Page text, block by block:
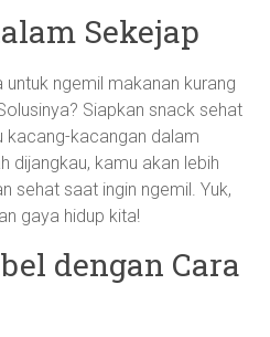
Sekejap
ngemil makanan kurang
Siapkan snack sehat
kacang-kacangan dalam
dijangkau, kamu akan lebih
sehat saat ingin ngemil. Yuk,
gaya hidup kita!
dengan Cara